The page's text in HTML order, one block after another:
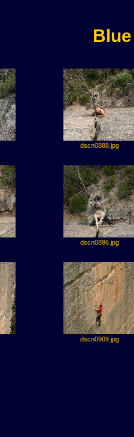
dscn0888.jpg
dscn0896.jpg
dscn0909.jpg